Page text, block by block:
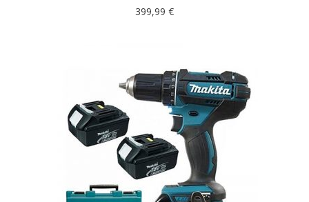
399,99 €
DODAJ U KOŠARICU